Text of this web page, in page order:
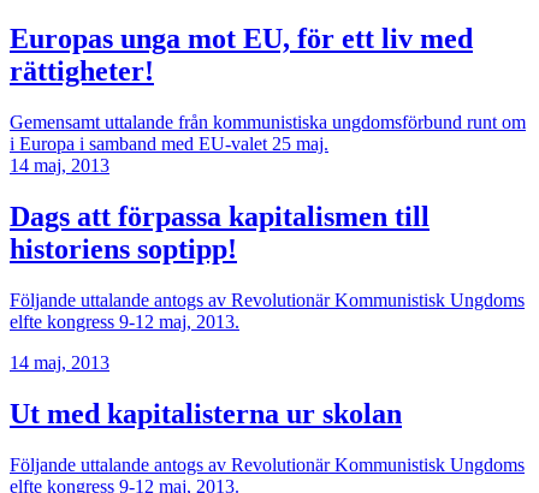
Europas unga mot EU, för ett liv med
rättigheter!
Gemensamt uttalande från kommunistiska ungdomsförbund runt om
i Europa i samband med EU-valet 25 maj.
14 maj, 2013
Dags att förpassa kapitalismen till
historiens soptipp!
Följande uttalande antogs av Revolutionär Kommunistisk Ungdoms
elfte kongress 9-12 maj, 2013.
14 maj, 2013
Ut med kapitalisterna ur skolan
Följande uttalande antogs av Revolutionär Kommunistisk Ungdoms
elfte kongress 9-12 maj, 2013.